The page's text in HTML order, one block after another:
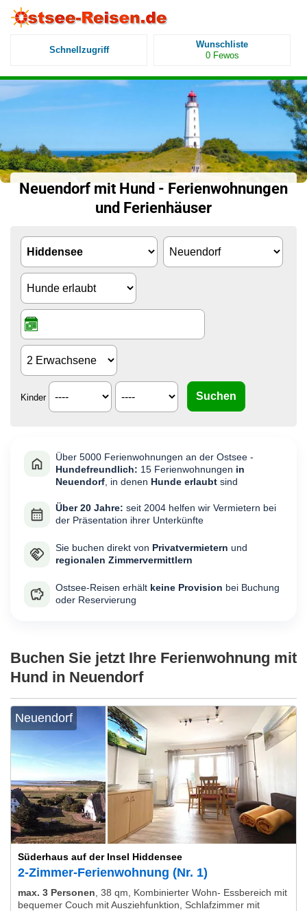
Schnellzugriff
Wunschliste
0 Fewos
Neuendorf mit Hund - Ferienwohnungen
und Ferienhäuser
Kinder
Über 5000 Ferienwohnungen an der Ostsee -
Hundefreundlich: 15 Ferienwohnungen in
Neuendorf , in denen Hunde erlaubt sind
Über 20 Jahre: seit 2004 helfen wir Vermietern bei
der Präsentation ihrer Unterkünfte
Sie buchen direkt von Privatvermietern und
regionalen Zimmervermittlern
Ostsee-Reisen erhält keine Provision bei Buchung
oder Reservierung
Buchen Sie jetzt Ihre Ferienwohnung mit
Hund in Neuendorf
Neuendorf
Süderhaus auf der Insel Hiddensee
2-Zimmer-Ferienwohnung (Nr. 1)
max. 3 Personen 38 qm, Kombinierter Wohn- Essbereich mit
bequemer Couch mit Ausziehfunktion, Schlafzimmer mit